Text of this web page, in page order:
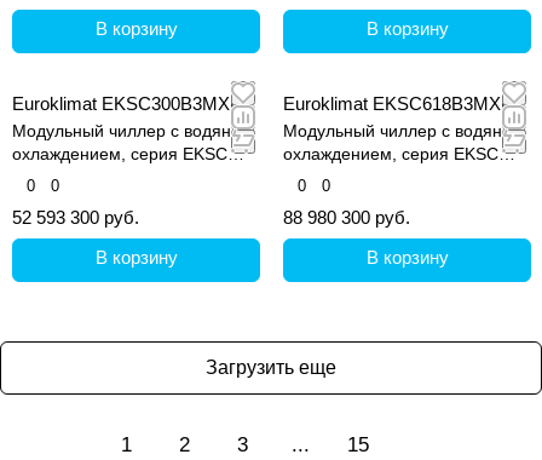
В корзину В корзину
Euroklimat EKSC300B3MXE
Модульный чиллер с водяным
охлаждением, серия EKSC
MARS Super II
0 0
52 593 300 руб.
В корзину
Euroklimat EKSC618B3MXE
Модульный чиллер с водяным
охлаждением, серия EKSC
MARS Super II
0 0
88 980 300 руб.
В корзину
Загрузить еще
1 2 3 ... 15